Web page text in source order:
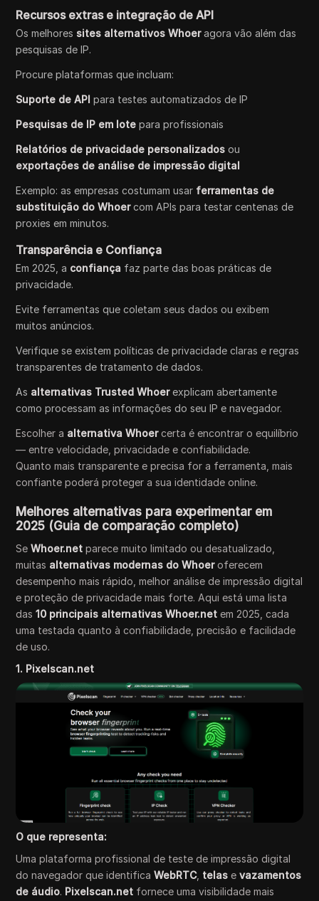
Recursos extras e integração de API
Os melhores sites alternativos Whoeragora vão além das
pesquisas de IP.
Procure plataformas que incluam:
Suporte de API para testes automatizados de IP
Pesquisas de IP em lote para profissionais
Relatórios de privacidade personalizados ou
exportações de análise de impressão digital
Exemplo: as empresas costumam usar ferramentas de
substituição do Whoercom APIs para testar centenas de
proxies em minutos.
Transparência e Confiança
Em 2025, a confiança faz parte das boas práticas de
privacidade.
Evite ferramentas que coletam seus dados ou exibem
muitos anúncios.
Verifique se existem políticas de privacidade claras e regras
transparentes de tratamento de dados.
As alternativas Trusted Whoerexplicam abertamente
como processam as informações do seu IP e navegador.
Escolher a alternativa Whoercerta é encontrar o equilíbrio
— entre velocidade, privacidade e confiabilidade.
Quanto mais transparente e precisa for a ferramenta, mais
confiante poderá proteger a sua identidade online.
Melhores alternativas para experimentar em
2025 (Guia de comparação completo)
SeWhoer.net parece muito limitado ou desatualizado,
muitas alternativas modernas do Whoeroferecem
desempenho mais rápido, melhor análise de impressão digital
e proteção de privacidade mais forte. Aqui está uma lista
das10 principais alternativas Whoer.net em 2025, cada
uma testada quanto à confiabilidade, precisão e facilidade
de uso.
1. Pixelscan.net
O que representa:
Uma plataforma profissional de teste de impressão digital
do navegador que identificaWebRTC, telas evazamentos
de áudio. Pixelscan.net fornece uma visibilidade mais